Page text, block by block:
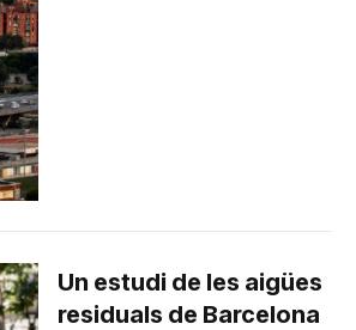
Un estudi de les aigües
residuals de Barcelona